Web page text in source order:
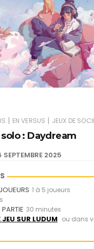
| EN VERSUS | JEUX DE
: Daydream
SEPTEMBRE 2025
1 à 5 joueurs
30 minutes
JEU SUR LUDUM ou dans